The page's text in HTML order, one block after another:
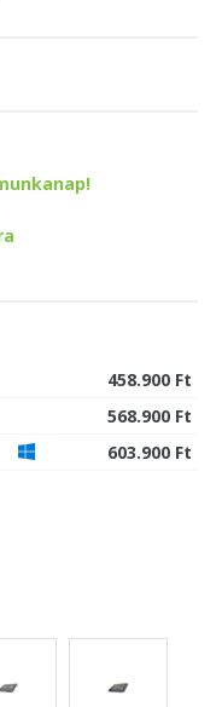
458.900 Ft
568.900 Ft
603.900 Ft